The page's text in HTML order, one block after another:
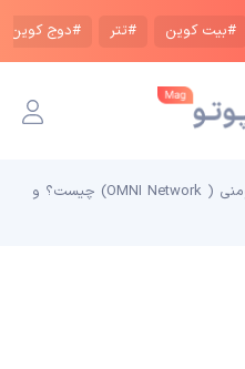
#بیت کوین #تتر #دوج کوین
شبکه اومنی ( OMNI Network) چیست؟ و